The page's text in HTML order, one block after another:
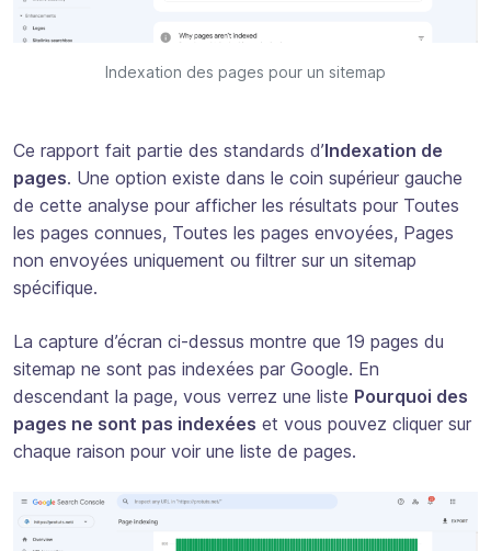
Indexation des pages pour un sitemap
Ce rapport fait partie des standards d’Indexation de
pages. Une option existe dans le coin supérieur gauche
de cette analyse pour afficher les résultats pour Toutes
les pages connues, Toutes les pages envoyées, Pages
non envoyées uniquement ou filtrer sur un sitemap
spécifique.
La capture d’écran ci-dessus montre que 19 pages du
sitemap ne sont pas indexées par Google. En
descendant la page, vous verrez une liste Pourquoi des
pages ne sont pas indexées et vous pouvez cliquer sur
chaque raison pour voir une liste de pages.